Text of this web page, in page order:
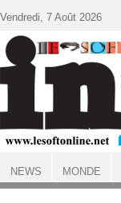
ACCUEIL
Vendredi, 7 Août 2026
NEWS MONDE